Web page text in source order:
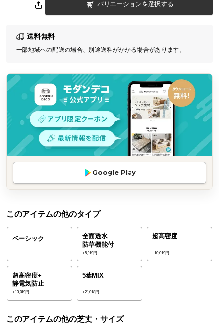
キ
カ
リ
ら
イ
ア
バリエーションを選択する
送料無料
一部地域への配送の場合、別途送料がかかる場合があります。
Google Play
このアイテムの他のタイプ
ベーシック
全面透水
防草機能付
+5,019円
超高密度
+10,019円
超高密度+
静電気防止
+13,019円
5葉MIX
+21,018円
このアイテムの他の芝丈・サイズ